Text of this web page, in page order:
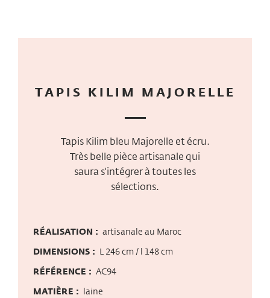
TAPIS KILIM MAJORELLE
Tapis Kilim bleu Majorelle et écru.
Très belle pièce artisanale qui
saura s'intégrer à toutes les
sélections.
RÉALISATION : artisanale au Maroc
DIMENSIONS : L 246 cm / l 148 cm
RÉFÉRENCE : AC94
MATIÈRE : laine